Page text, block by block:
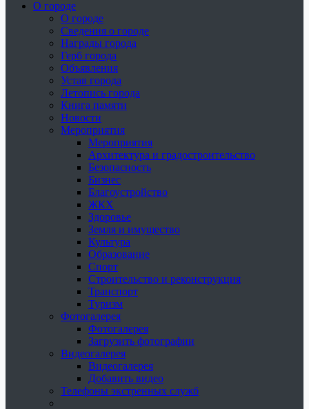
О городе
О городе
Сведения о городе
Награды города
Герб города
Объявления
Устав города
Летопись города
Книга памяти
Новости
Мероприятия
Мероприятия
Архитектура и градостроительство
Безопасность
Бизнес
Благоустройство
ЖКХ
Здоровье
Земля и имущество
Культура
Образование
Спорт
Строительство и реконструкция
Транспорт
Туризм
Фотогалерея
Фотогалерея
Загрузить фотографии
Видеогалерея
Видеогалерея
Добавить видео
Телефоны экстренных служб